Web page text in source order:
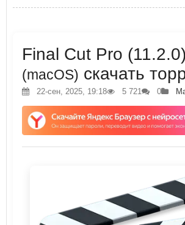
Final Cut Pro
(macOS) скачать
22-сен, 2025, 19:18 5 721 0